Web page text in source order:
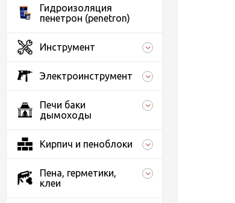
Гидроизоляция
пенетрон (penetron)
Инструмент
Электроинструмент
Печи баки
дымоходы
Кирпич и пеноблоки
Пена, герметики,
клеи